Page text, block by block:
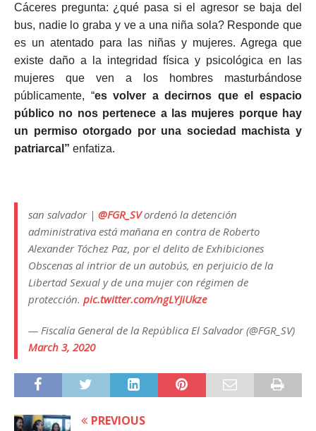
Cáceres pregunta: ¿qué pasa si el agresor se baja del
bus, nadie lo graba y ve a una niña sola? Responde que
es un atentado para las niñas y mujeres. Agrega que
existe daño a la integridad física y psicológica en las
mujeres que ven a los hombres masturbándose
públicamente, “es volver a decirnos que el espacio
público no nos pertenece a las mujeres porque hay
un permiso otorgado por una sociedad machista y
patriarcal” enfatiza.
san salvador | @FGR_SVordenó la detención
administrativa está mañana en contra de Roberto
Alexander Tóchez Paz, por el delito de Exhibiciones
Obscenas al intrior de un autobús, en perjuicio de la
Libertad Sexual y de una mujer con régimen de
protección. pic.twitter.com/ngLYJiUkze
— Fiscalía General de la República El Salvador (@FGR_SV)
March 3, 2020
PREVIOUS